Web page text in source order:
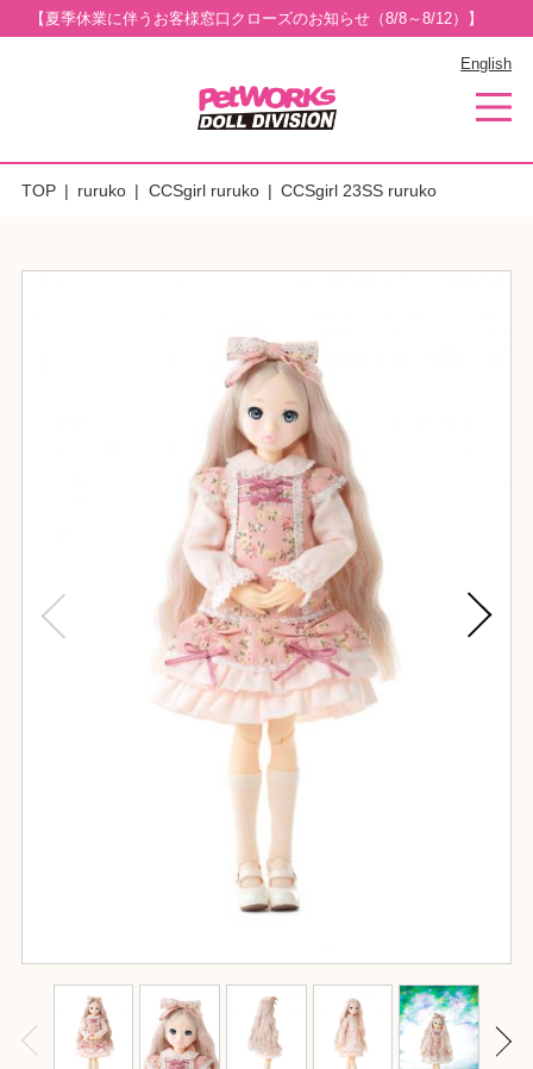
【夏季休業に伴うお客様窓口クローズのお知らせ（8/8～8/12）】
English
TOP ruruko CCSgirl ruruko CCSgirl 23SS ruruko